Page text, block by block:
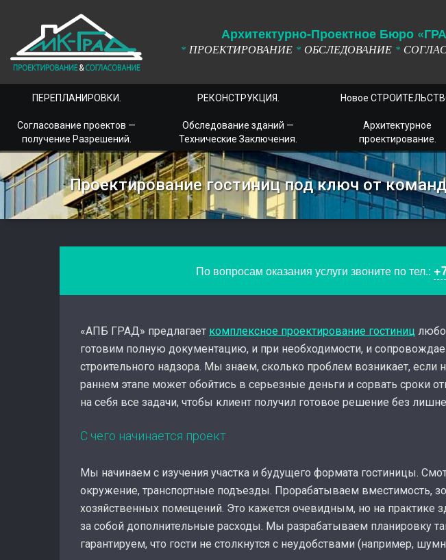
Архитектурно-Проектное Бюро
* ПРОЕКТИРОВАНИЕ * ОБСЛЕДОВАНИЕ *
ПЕРЕПЛАНИРОВКИ. РЕКОНСТРУКЦИЯ. Новое
Согласование проектов —
получение Разрешений.
Обследование зданий —
Технические Заключения.
Архитектурное
проектирование.
Проектирование гостиниц под ключ от
По вопросам оказания услуги звоните по тел.:
«АПБ ГРАД» предлагает комплексное проектирование гостиниц
готовим полную документацию, и при необходимости, и
строительного надзора. Мы знаем, сколько проблем возникает, если
раннем этапе может обойтись в серьезные деньги и сорвать сроки
на себя все задачи, чтобы клиент получил готовое решение без
С чего начинается проект
Мы начинаем с изучения участка и будущего формата гостиницы.
окружение, транспортные подъезды. Прорабатываем вместимость,
хозяйственных помещений. Это кажется очевидным, но на практике
за собой дополнительные расходы. Мы разрабатываем планировку
гарантируем, что гости не столкнутся с неудобствами (например,